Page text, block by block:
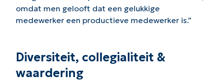
omdat men gelooft dat een gelukkige
medewerker een productieve medewerker is.”
Diversiteit, collegialiteit &
waardering